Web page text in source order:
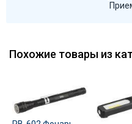
Похожие товары из